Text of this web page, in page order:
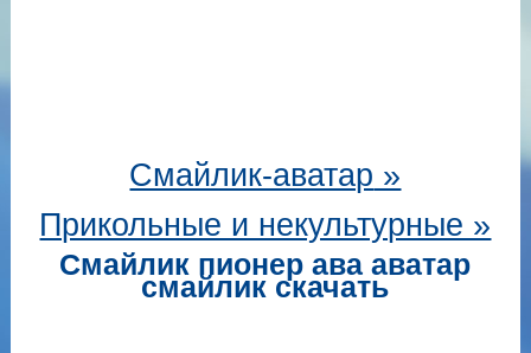
Смайлик-аватар »
Прикольные и некультурные »
Смайлик пионер ава аватар
смайлик скачать